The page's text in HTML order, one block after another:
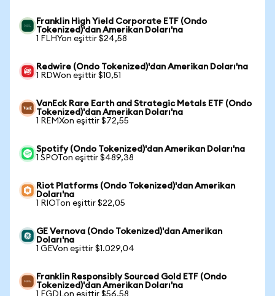
Franklin High Yield Corporate ETF (Ondo
Tokenized)'dan Amerikan Doları'na
1 FLHYon eşittir $24,58
Redwire (Ondo Tokenized)'dan Amerikan Doları'na
1 RDWon eşittir $10,51
VanEck Rare Earth and Strategic Metals ETF (Ondo
Tokenized)'dan Amerikan Doları'na
1 REMXon eşittir $72,55
Spotify (Ondo Tokenized)'dan Amerikan Doları'na
1 SPOTon eşittir $489,38
Riot Platforms (Ondo Tokenized)'dan Amerikan
Doları'na
1 RIOTon eşittir $22,05
GE Vernova (Ondo Tokenized)'dan Amerikan
Doları'na
1 GEVon eşittir $1.029,04
Franklin Responsibly Sourced Gold ETF (Ondo
Tokenized)'dan Amerikan Doları'na
1 FGDLon eşittir $56,58